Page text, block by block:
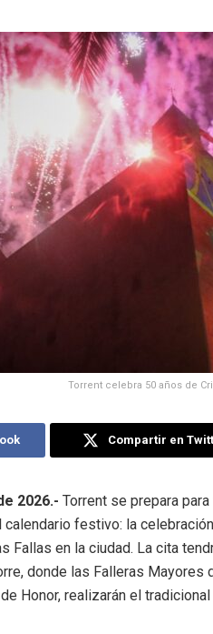
Torrent celebra 50 años de
Compartir en
2026.- Torrent se prepara
festivo: la
Fallas en la ciudad. La cita
donde las Falleras Mayores
Honor, realizarán el